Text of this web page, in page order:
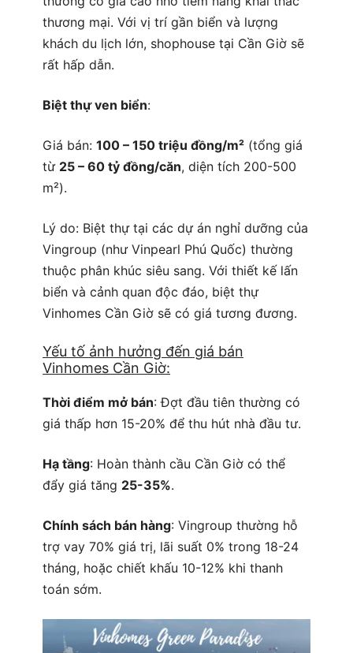
thương mại. Với vị trí gần biển và lượng
khách du lịch lớn, shophouse tại Cần Giờ sẽ
rất hấp dẫn.
Biệt thự ven biển:
Giá bán: 100 – 150 triệu đồng/m² (tổng giá
từ 25 – 60 tỷ đồng/căn, diện tích 200-500
m²).
Lý do: Biệt thự tại các dự án nghỉ dưỡng của
Vingroup (như Vinpearl Phú Quốc) thường
thuộc phân khúc siêu sang. Với thiết kế lấn
biển và cảnh quan độc đáo, biệt thự
Vinhomes Cần Giờ sẽ có giá tương đương.
Yếu tố ảnh hưởng đến giá bán
Vinhomes Cần Giờ:
Thời điểm mở bán: Đợt đầu tiên thường có
giá thấp hơn 15-20% để thu hút nhà đầu tư.
Hạ tầng: Hoàn thành cầu Cần Giờ có thể
đẩy giá tăng 25-35%.
Chính sách bán hàng: Vingroup thường hỗ
trợ vay 70% giá trị, lãi suất 0% trong 18-24
tháng, hoặc chiết khấu 10-12% khi thanh
toán sớm.